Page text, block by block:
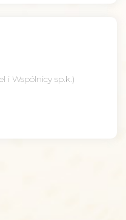
i Wspólnicy sp.k.)